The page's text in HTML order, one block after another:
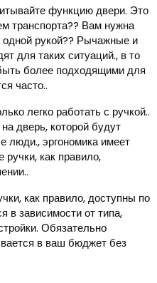
функцию двери. Это
транспорта?? Вам нужна
одной рукой?? Рычажные и
для таких ситуаций., в то
более подходящими для
часто..
легко работать с ручкой..
дверь, которой будут
люди., эргономика имеет
как правило,
как правило, доступны по
в зависимости от типа,
Обязательно
в ваш бюджет без